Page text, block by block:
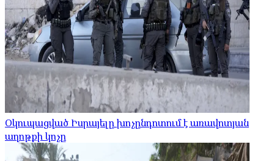
Օկուպացված Իսրայելը խոչընդոտում է առավոտյան
աղոթքի կոչը